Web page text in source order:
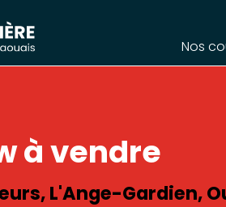
Nos
à vendre
L'Ange-Gardien,